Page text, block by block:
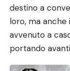
destino a
loro, ma
avvenuto a
portando